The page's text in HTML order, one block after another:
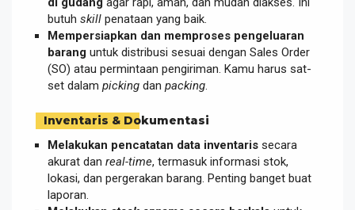
butuh skill penataan yang baik.
Mempersiapkan dan memproses pengeluaran
barang untuk distribusi sesuai dengan Sales Order
(SO) atau permintaan pengiriman. Kamu harus sat-
set dalam picking dan packing.
Inventaris & Dokumentasi
Melakukan pencatatan data inventaris secara
akurat dan real-time, termasuk informasi stok,
lokasi, dan pergerakan barang. Penting banget buat
laporan.